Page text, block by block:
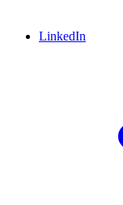
LinkedIn